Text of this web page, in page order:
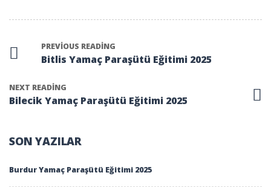
PREVIOUS READING
Bitlis Yamaç Paraşütü Eğitimi 2025
NEXT READING
Bilecik Yamaç Paraşütü Eğitimi 2025
SON YAZILAR
Burdur Yamaç Paraşütü Eğitimi 2025